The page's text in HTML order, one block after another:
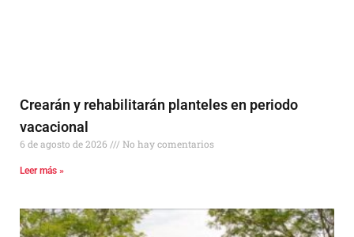
Crearán y rehabilitarán planteles en periodo
vacacional
6 de agosto de 2026 No hay comentarios
Leer más »